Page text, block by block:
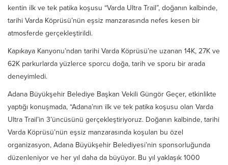
kentin ilk ve tek patika koşusu “Varda Ultra Trail”, doğanın kalbinde,
tarihi Varda Köprüsü’nün eşsiz manzarasında nefes kesen bir
atmosferde gerçekleştirildi.
Kapıkaya Kanyonu’ndan tarihi Varda Köprüsü’ne uzanan 14K, 27K ve
62K parkurlarda yüzlerce sporcu doğa, tarih ve sporu bir arada
deneyimledi.
Adana Büyükşehir Belediye Başkan Vekili Güngör Geçer, etkinlikte
yaptığı konuşmada, “Adana’nın ilk ve tek patika koşusu olan Varda
Ultra Trail’in 3’üncüsünü gerçekleştiriyoruz. Doğanın kalbinde, tarihi
Varda Köprüsü’nün eşsiz manzarasında koşulan bu özel
organizasyon, Adana Büyükşehir Belediyesi’nin sponsorluğunda
düzenleniyor ve her yıl daha da büyüyor. Bu yıl yaklaşık 1000